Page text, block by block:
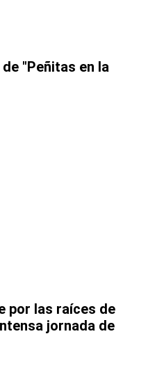
"Peñitas en la
por las raíces de
jornada de